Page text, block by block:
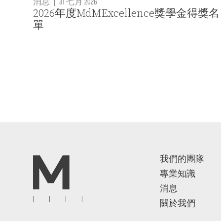
2026年度MdMExcellence獎學金得獎名
單
我們的團隊
專業知識
消息
關於我們